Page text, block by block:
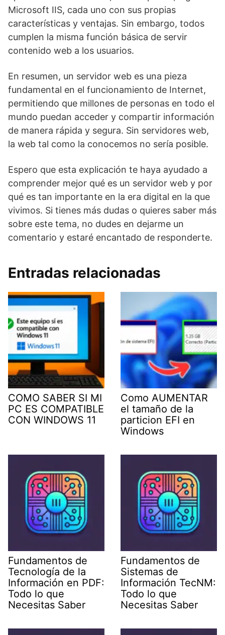
Microsoft IIS, cada uno con sus propias
características y ventajas. Sin embargo, todos
cumplen la misma función básica de servir
contenido web a los usuarios.
En resumen, un servidor web es una pieza
fundamental en el funcionamiento de Internet,
permitiendo que millones de personas en todo el
mundo puedan acceder y compartir información
de manera rápida y segura. Sin servidores web,
la web tal como la conocemos no sería posible.
Espero que esta explicación te haya ayudado a
comprender mejor qué es un servidor web y por
qué es tan importante en la era digital en la que
vivimos. Si tienes más dudas o quieres saber más
sobre este tema, no dudes en dejarme un
comentario y estaré encantado de responderte.
Entradas relacionadas
COMO SABER SI MI
PC ES COMPATIBLE
CON WINDOWS 11
Como AUMENTAR
el tamaño de la
particion EFI en
Windows
Fundamentos de
Tecnología de la
Información en PDF:
Todo lo que
Necesitas Saber
Fundamentos de
Sistemas de
Información TecNM:
Todo lo que
Necesitas Saber